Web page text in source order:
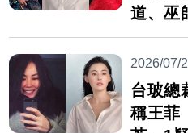
道、巫
2026/07/
台玻總
稱王菲